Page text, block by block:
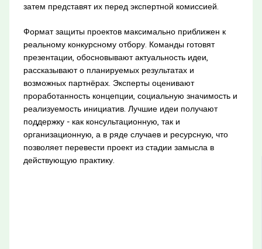
затем представят их перед экспертной комиссией.
Формат защиты проектов максимально приближен к
реальному конкурсному отбору. Команды готовят
презентации, обосновывают актуальность идеи,
рассказывают о планируемых результатах и
возможных партнёрах. Эксперты оценивают
проработанность концепции, социальную значимость и
реализуемость инициатив. Лучшие идеи получают
поддержку - как консультационную, так и
организационную, а в ряде случаев и ресурсную, что
позволяет перевести проект из стадии замысла в
действующую практику.